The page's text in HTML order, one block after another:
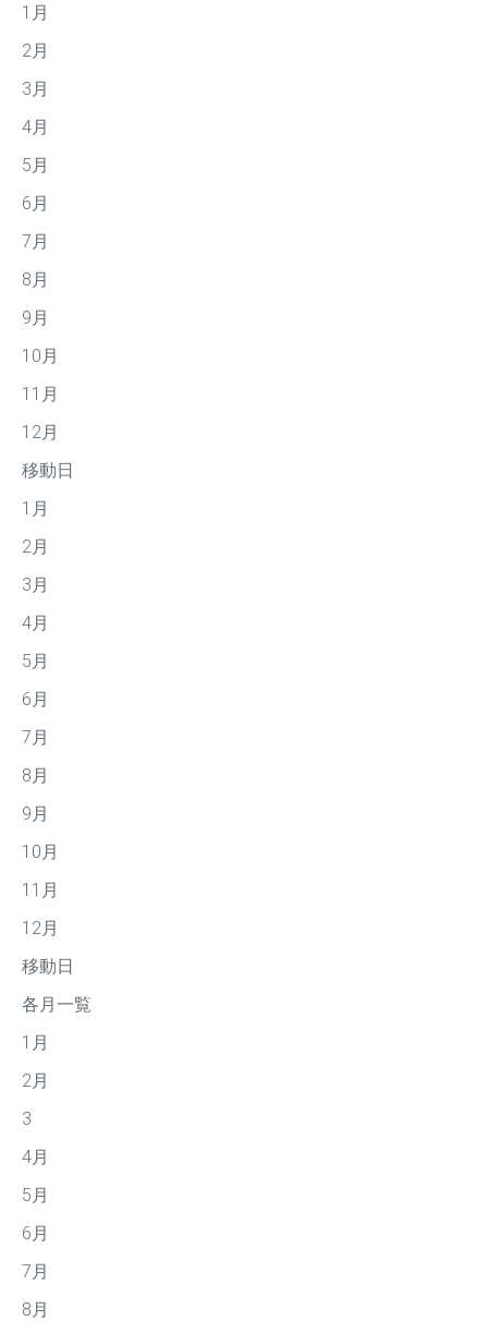
1月
2月
3月
4月
5月
6月
7月
8月
9月
10月
11月
12月
移動日
1月
2月
3月
4月
5月
6月
7月
8月
9月
10月
11月
12月
移動日
各月一覧
1月
2月
3
4月
5月
6月
7月
8月